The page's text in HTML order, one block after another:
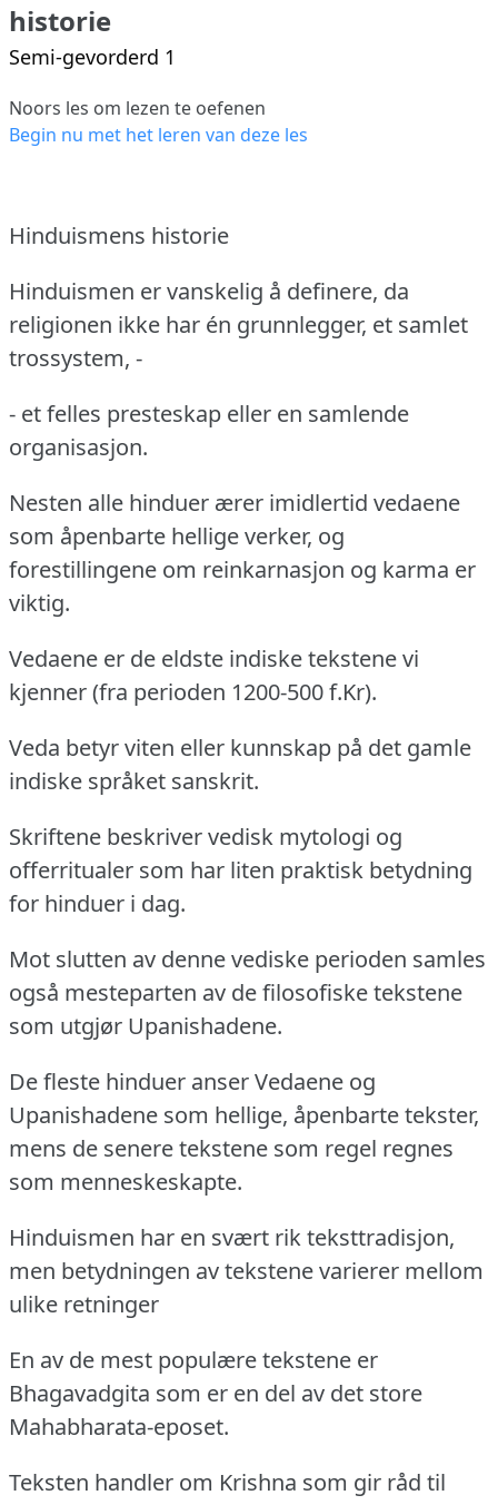
historie
Semi-gevorderd 1
Noors les om lezen te oefenen
Begin nu met het leren van deze les
Hinduismens historie
Hinduismen er vanskelig å definere, da
religionen ikke har én grunnlegger, et samlet
trossystem, -
- et felles presteskap eller en samlende
organisasjon.
Nesten alle hinduer ærer imidlertid vedaene
som åpenbarte hellige verker, og
forestillingene om reinkarnasjon og karma er
viktig.
Vedaene er de eldste indiske tekstene vi
kjenner (fra perioden 1200-500 f.Kr).
Veda betyr viten eller kunnskap på det gamle
indiske språket sanskrit.
Skriftene beskriver vedisk mytologi og
offerritualer som har liten praktisk betydning
for hinduer i dag.
Mot slutten av denne vediske perioden samles
også mesteparten av de filosofiske tekstene
som utgjør Upanishadene.
De fleste hinduer anser Vedaene og
Upanishadene som hellige, åpenbarte tekster,
mens de senere tekstene som regel regnes
som menneskeskapte.
Hinduismen har en svært rik teksttradisjon,
men betydningen av tekstene varierer mellom
ulike retninger
En av de mest populære tekstene er
Bhagavadgita som er en del av det store
Mahabharata-eposet.
Teksten handler om Krishna som gir råd til